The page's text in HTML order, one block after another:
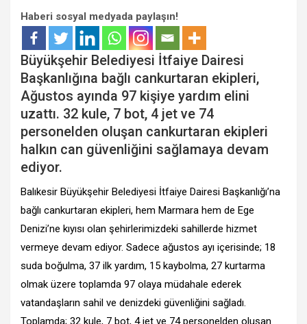
Haberi sosyal medyada paylaşın!
Büyükşehir Belediyesi İtfaiye Dairesi
Başkanlığına bağlı cankurtaran ekipleri,
Ağustos ayında 97 kişiye yardım elini
uzattı. 32 kule, 7 bot, 4 jet ve 74
personelden oluşan cankurtaran ekipleri
halkın can güvenliğini sağlamaya devam
ediyor.
Balıkesir Büyükşehir Belediyesi İtfaiye Dairesi Başkanlığı’na
bağlı cankurtaran ekipleri, hem Marmara hem de Ege
Denizi’ne kıyısı olan şehirlerimizdeki sahillerde hizmet
vermeye devam ediyor. Sadece ağustos ayı içerisinde; 18
suda boğulma, 37 ilk yardım, 15 kaybolma, 27 kurtarma
olmak üzere toplamda 97 olaya müdahale ederek
vatandaşların sahil ve denizdeki güvenliğini sağladı.
Toplamda; 32 kule, 7 bot, 4 jet ve 74 personelden oluşan